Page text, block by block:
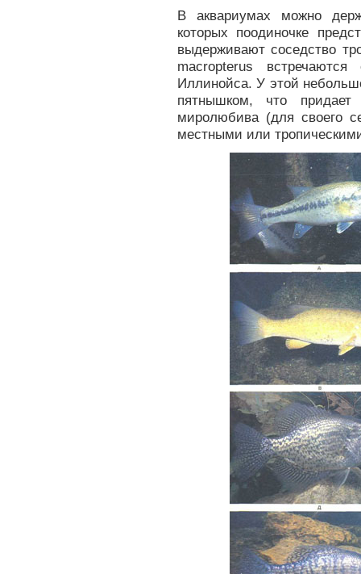
В аквариумах можно
которых поодиночке
выдерживают соседство
macropterus
Иллинойса. У этой
пятнышком, что
миролюбива (для своего
местными или